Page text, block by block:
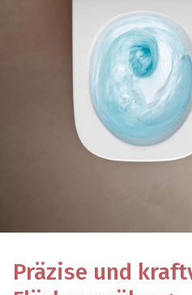
Präzise und